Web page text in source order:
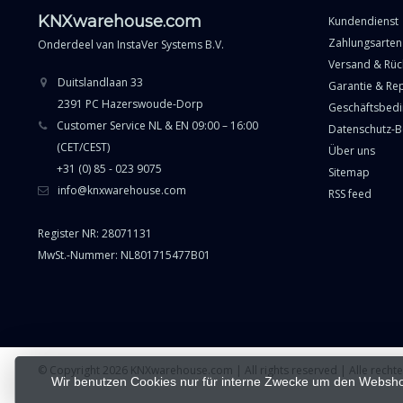
KNXwarehouse.com
Onderdeel van InstaVer Systems B.V.
Duitslandlaan 33
2391 PC Hazerswoude-Dorp
Customer Service NL & EN 09:00 – 16:00
(CET/CEST)
+31 (0) 85 - 023 9075
info@knxwarehouse.com
Register NR: 28071131
MwSt.-Nummer: NL801715477B01
Kundendienst
Zahlungsarten
Versand &
Garantie &
Datenschutz-
Über uns
Sitemap
RSS feed
Wir benutzen Cookies nur für interne Zwecke um den
© Copyright 2026 KNXwarehouse.com | All rights reserved | Alle